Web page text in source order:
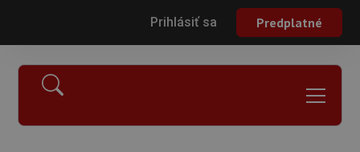
Prihlásiť sa Predplatné